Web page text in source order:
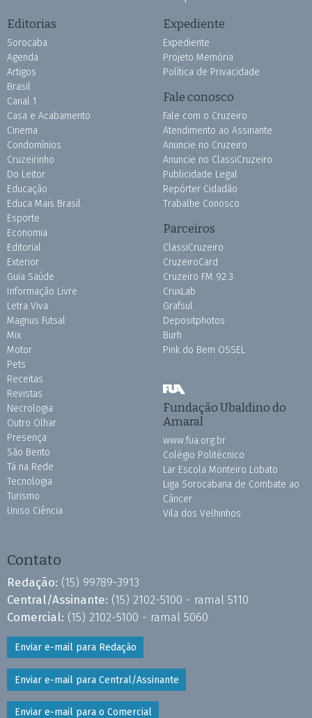
Editorias
Sorocaba
Agenda
Artigos
Brasil
Canal 1
Casa e Acabamento
Cinema
Condomínios
Cruzeirinho
Do Leitor
Educação
Educa Mais Brasil
Esporte
Economia
Editorial
Exterior
Guia Saúde
Informação Livre
Letra Viva
Magnus Futsal
Mix
Motor
Pets
Receitas
Revistas
Necrologia
Outro Olhar
Presença
São Bento
Tá na Rede
Tecnologia
Turismo
Uniso Ciência
Expediente
Expediente
Projeto Memória
Política de Privacidade
Fale conosco
Fale com o Cruzeiro
Atendimento ao Assinante
Anuncie no Cruzeiro
Anuncie no ClassiCruzeiro
Publicidade Legal
Repórter Cidadão
Trabalhe Conosco
Parceiros
ClassiCruzeiro
CruzeiroCard
Cruzeiro FM 92.3
CruxLab
Grafsul
Depositphotos
Burh
Pink do Bem OSSEL
Fundação Ubaldino do
Amaral
www.fua.org.br
Colégio Politécnico
Lar Escola Monteiro Lobato
Liga Sorocabana de Combate ao
Câncer
Vila dos Velhinhos
Contato
Redação: (15) 99789-3913
Central/Assinante: (15) 2102-5100 - ramal 5110
Comercial: (15) 2102-5100 - ramal 5060
Enviar e-mail para Redação
Enviar e-mail para Central/Assinante
Enviar e-mail para o Comercial